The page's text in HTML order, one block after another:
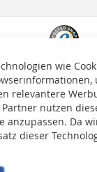
wie
relevantere
nutzen
anzupassen. Da
dieser